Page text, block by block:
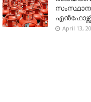
April 13,